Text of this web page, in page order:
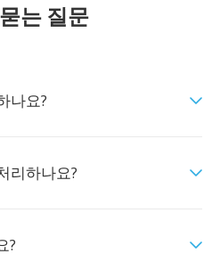
는 질문
나요?
리하나요?
?